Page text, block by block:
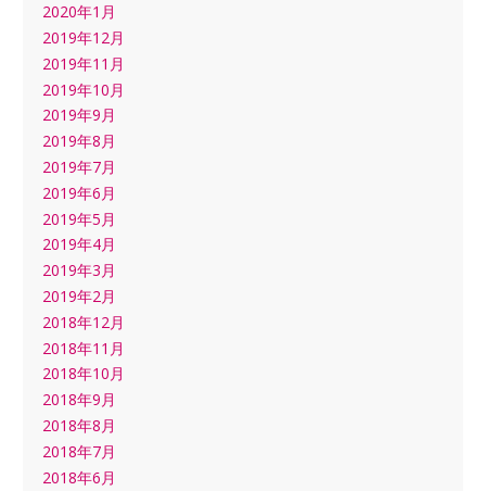
2020年1月
2019年12月
2019年11月
2019年10月
2019年9月
2019年8月
2019年7月
2019年6月
2019年5月
2019年4月
2019年3月
2019年2月
2018年12月
2018年11月
2018年10月
2018年9月
2018年8月
2018年7月
2018年6月